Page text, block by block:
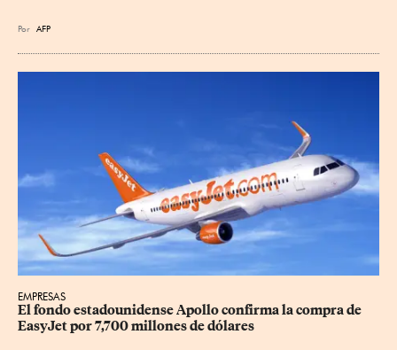
Por AFP
EMPRESAS
El fondo estadounidense Apollo confirma la compra de
EasyJet por 7,700 millones de dólares